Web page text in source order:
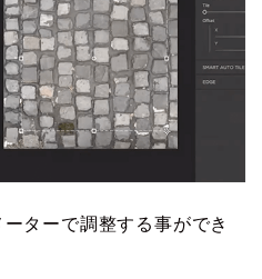
ターで調整する事ができ